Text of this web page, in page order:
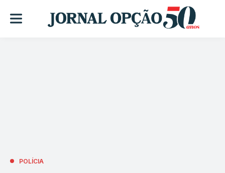
POLÍCIA